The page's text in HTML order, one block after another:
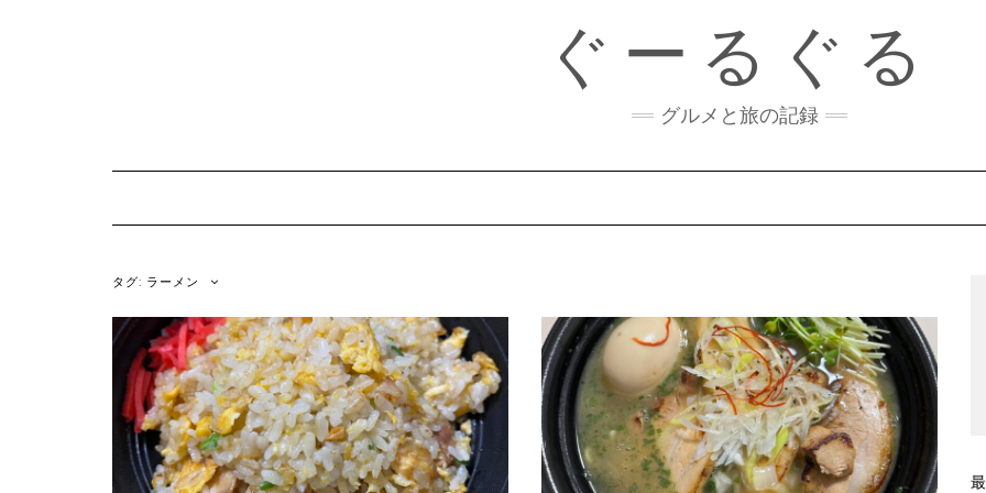
ぐーるぐる
グルメと旅の記録
タグ: ラーメン